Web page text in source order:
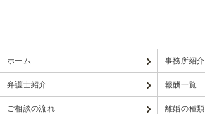
ホーム 事務所紹
弁護士紹介 報酬一覧
ご相談の流れ 離婚の種類